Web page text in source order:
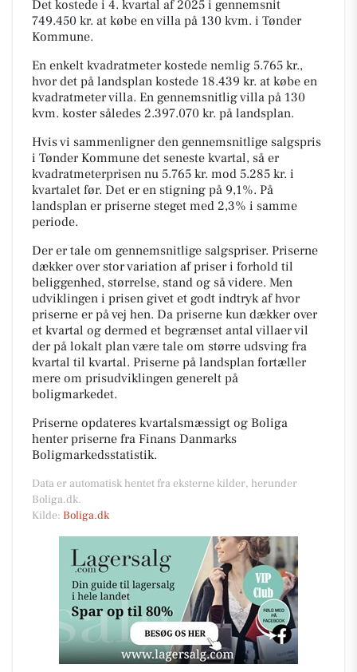
Det kostede i 4. kvartal af 2025 i gennemsnit
749.450 kr. at købe en villa på 130 kvm. i Tønder
Kommune.
En enkelt kvadratmeter kostede nemlig 5.765 kr.,
hvor det på landsplan kostede 18.439 kr. at købe en
kvadratmeter villa. En gennemsnitlig villa på 130
kvm. koster således 2.397.070 kr. på landsplan.
Hvis vi sammenligner den gennemsnitlige salgspris
i Tønder Kommune det seneste kvartal, så er
kvadratmeterprisen nu 5.765 kr. mod 5.285 kr. i
kvartalet før. Det er en stigning på 9,1%. På
landsplan er priserne steget med 2,3% i samme
periode.
Der er tale om gennemsnitlige salgspriser. Priserne
dækker over stor variation af priser i forhold til
beliggenhed, størrelse, stand og så videre. Men
udviklingen i prisen givet et godt indtryk af hvor
priserne er på vej hen. Da priserne kun dækker over
et kvartal og dermed et begrænset antal villaer vil
der på lokalt plan være tale om større udsving fra
kvartal til kvartal. Priserne på landsplan fortæller
mere om prisudviklingen generelt på
boligmarkedet.
Priserne opdateres kvartalsmæssigt og Boliga
henter priserne fra Finans Danmarks
Boligmarkedsstatistik.
Data er automatisk hentet fra eksterne kilder, herunder
Boliga.dk.
Kilde: Boliga.dk